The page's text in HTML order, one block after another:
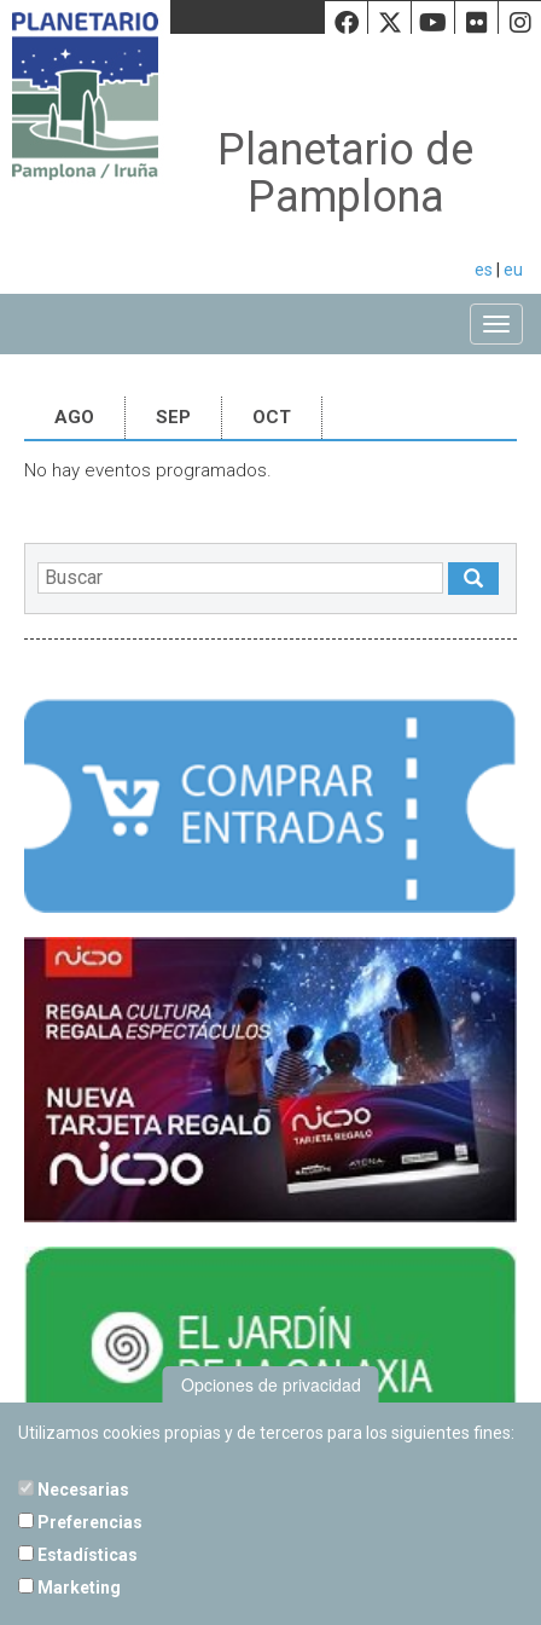
Facebook
Twiiter
Planetario de
Pamplona
es eu
AGO SEP OCT
No hay eventos programados.
Opciones de privacidad
Utilizamos cookies propias y de terceros para los siguientes fines:
Necesarias
Preferencias
Estadísticas
Marketing